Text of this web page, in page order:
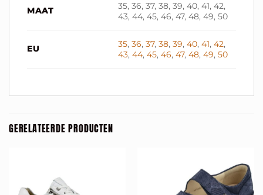
MAAT
35, 36, 37, 38, 39, 40, 41, 42,
43, 44, 45, 46, 47, 48, 49, 50
EU 35,36,37,38,39,40,41,42,
43,44,45,46,47,48,49,50
GERELATEERDE PRODUCTEN